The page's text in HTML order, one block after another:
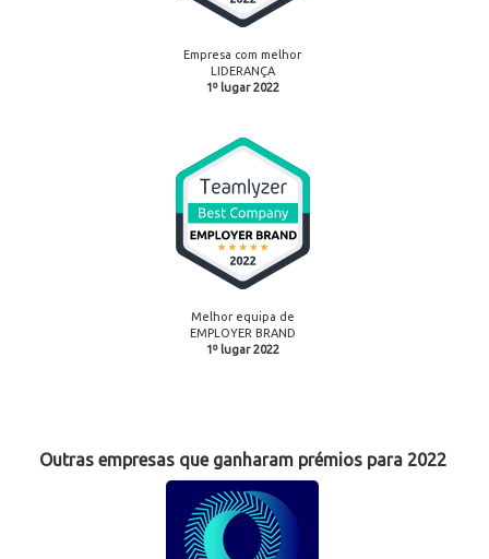
Empresa com melhor
LIDERANÇA
1º lugar 2022
Melhor equipa de
EMPLOYER BRAND
1º lugar 2022
Outras empresas que ganharam prémios para 2022